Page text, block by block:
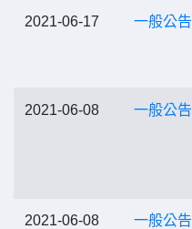
2021-06-17 一般公告
2021-06-08 一般公告
2021-06-08 一般公告